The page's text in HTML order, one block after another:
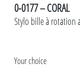
0-0177 – CORAL
Stylo bille à rotation
Your choice